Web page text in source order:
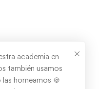
academia en
también usamos
horneamos 🍪